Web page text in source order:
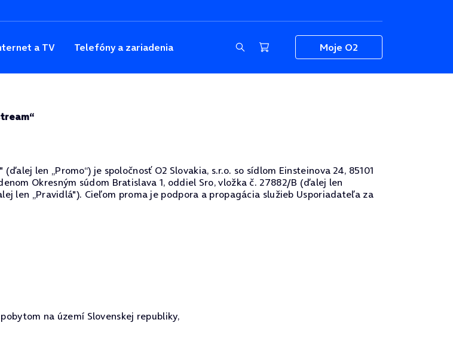
a TV Telefóny a zariadenia Moje O2
len „Promo“) je spoločnosť O2 Slovakia, s.r.o. so sídlom Einsteinova 24, 85101
Okresným súdom Bratislava 1, oddiel Sro, vložka č. 27882/B (ďalej len
len „Pravidlá"). Cieľom proma je podpora a propagácia služieb Usporiadateľa za
na území Slovenskej republiky,